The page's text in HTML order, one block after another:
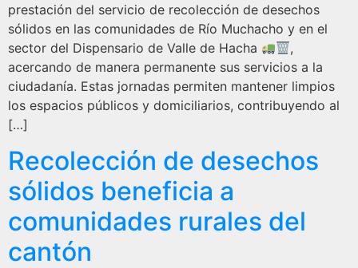
prestación del servicio de recolección de desechos
sólidos en las comunidades de Río Muchacho y en el
sector del Dispensario de Valle de Hacha
,
acercando de manera permanente sus servicios a la
ciudadanía. Estas jornadas permiten mantener limpios
los espacios públicos y domiciliarios, contribuyendo al
[…]
Recolección de desechos
sólidos beneficia a
comunidades rurales del
cantón